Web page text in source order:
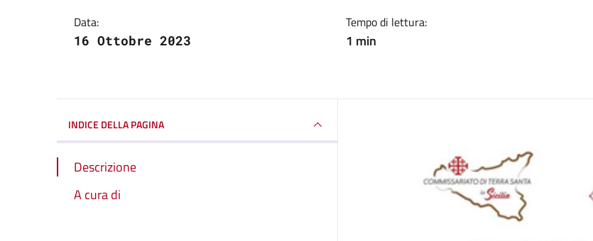
Data:
16 Ottobre 2023
Tempo di lettura:
1 min
INDICE DELLA PAGINA
Descrizione
A cura di